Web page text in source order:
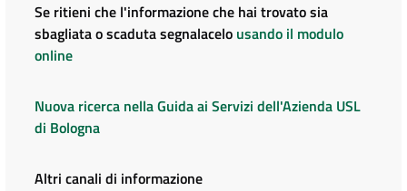
Se ritieni che l'informazione che hai trovato sia
sbagliata o scaduta segnalacelo usando il modulo
online
Nuova ricerca nella Guida ai Servizi dell'Azienda USL
di Bologna
Altri canali di informazione